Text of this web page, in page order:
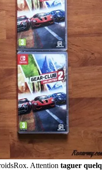
Attention taguer